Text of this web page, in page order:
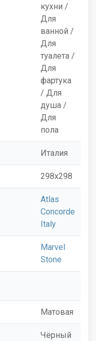
кухни /
Для
ванной /
Для
туалета /
Для
фартука
/ Для
душа /
Для
пола
Италия
298x298
Atlas
Concorde
Italy
Marvel
Stone
Матовая
Чёрный